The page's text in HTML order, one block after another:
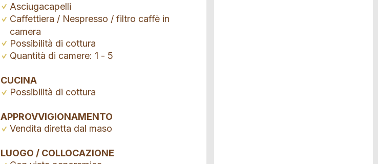
Asciugacapelli
Caffettiera / Nespresso / filtro caffè in
camera
Possibilità di cottura
Quantità di camere: 1 - 5
CUCINA
Possibilità di cottura
APPROVVIGIONAMENTO
Vendita diretta dal maso
LUOGO / COLLOCAZIONE